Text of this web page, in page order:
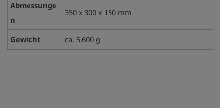
Abmessunge
n
350 x 300 x 150 mm
Gewicht ca. 5.600 g